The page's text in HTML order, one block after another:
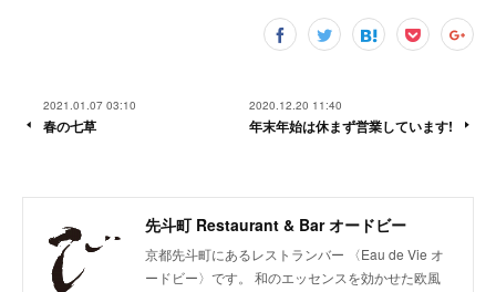
2021.01.07 03:10
春の七草
2020.12.20 11:40
年末年始は休まず営業しています!
先斗町 Restaurant & Bar オードビー
京都先斗町にあるレストランバー 〈Eau de Vie オ
ードビー〉です。 和のエッセンスを効かせた欧風